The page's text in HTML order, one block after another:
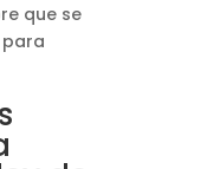
que se